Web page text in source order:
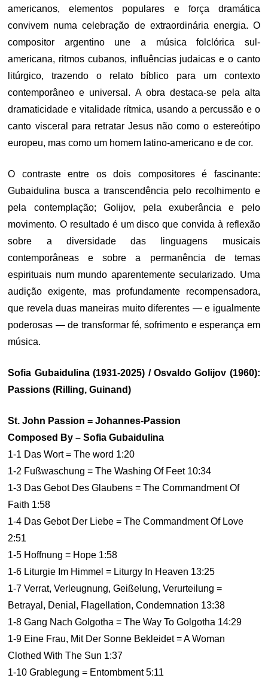
americanos, elementos populares e força dramática
convivem numa celebração de extraordinária energia. O
compositor argentino une a música folclórica sul-
americana, ritmos cubanos, influências judaicas e o canto
litúrgico, trazendo o relato bíblico para um contexto
contemporâneo e universal. A obra destaca-se pela alta
dramaticidade e vitalidade rítmica, usando a percussão e o
canto visceral para retratar Jesus não como o estereótipo
europeu, mas como um homem latino-americano e de cor.
O contraste entre os dois compositores é fascinante:
Gubaidulina busca a transcendência pelo recolhimento e
pela contemplação; Golijov, pela exuberância e pelo
movimento. O resultado é um disco que convida à reflexão
sobre a diversidade das linguagens musicais
contemporâneas e sobre a permanência de temas
espirituais num mundo aparentemente secularizado. Uma
audição exigente, mas profundamente recompensadora,
que revela duas maneiras muito diferentes — e igualmente
poderosas — de transformar fé, sofrimento e esperança em
música.
Sofia Gubaidulina (1931-2025) / Osvaldo Golijov (1960):
Passions (Rilling, Guinand)
St. John Passion = Johannes-Passion
Composed By – Sofia Gubaidulina
1-1 Das Wort = The word 1:20
1-2 Fußwaschung = The Washing Of Feet 10:34
1-3 Das Gebot Des Glaubens = The Commandment Of
Faith 1:58
1-4 Das Gebot Der Liebe = The Commandment Of Love
2:51
1-5 Hoffnung = Hope 1:58
1-6 Liturgie Im Himmel = Liturgy In Heaven 13:25
1-7 Verrat, Verleugnung, Geißelung, Verurteilung =
Betrayal, Denial, Flagellation, Condemnation 13:38
1-8 Gang Nach Golgotha = The Way To Golgotha 14:29
1-9 Eine Frau, Mit Der Sonne Bekleidet = A Woman
Clothed With The Sun 1:37
1-10 Grablegung = Entombment 5:11